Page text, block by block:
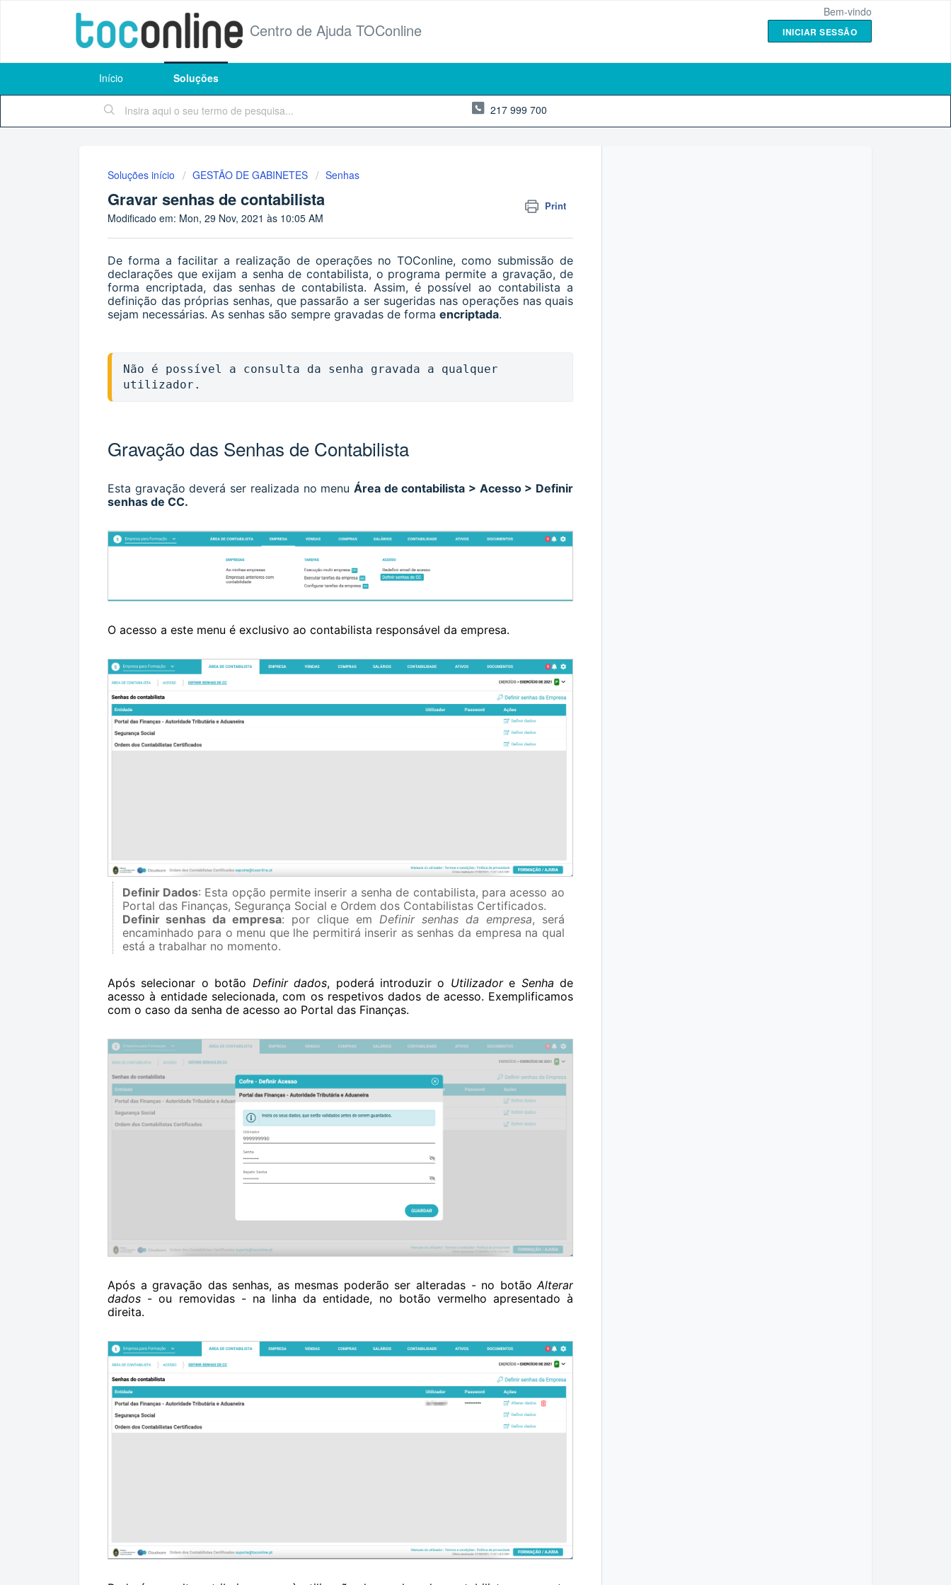
Centro de Ajuda TOConline
Bem-vindo
INICIAR SESSÃO
Início Soluções
217 999 700
Soluções início GESTÃO DE GABINETES Senhas
Gravar senhas de contabilista Print
Modificado em: Mon, 29 Nov, 2021 às 10:05 AM
De forma a facilitar a realização de operações no TOConline, como submissão de
declarações que exijam a senha de contabilista, o programa permite a gravação, de
forma encriptada, das senhas de contabilista. Assim, é possível ao contabilista a
definição das próprias senhas, que passarão a ser sugeridas nas operações nas quais
sejam necessárias. As senhas são sempre gravadas de forma encriptada.
Não é possível a consulta da senha gravada a qualquer
utilizador.
Gravação das Senhas de Contabilista
Esta gravação deverá ser realizada no menu Área de contabilista > Acesso > Definir
senhas de CC.
O acesso a este menu é exclusivo ao contabilista responsável da empresa.
Definir Dados: Esta opção permite inserir a senha de contabilista, para acesso ao
Portal das Finanças, Segurança Social e Ordem dos Contabilistas Certificados.
Definir senhas da empresa: por clique em Definir senhas da empresa, será
encaminhado para o menu que lhe permitirá inserir as senhas da empresa na qual
está a trabalhar no momento.
Após selecionar o botão Definir dados, poderá introduzir o Utilizadore Senhade
acesso à entidade selecionada, com os respetivos dados de acesso. Exemplificamos
com o caso da senha de acesso ao Portal das Finanças.
Após a gravação das senhas, as mesmas poderão ser alteradas - no botãoAlterar
dados - ou removidas - na linha da entidade, no botão vermelho apresentado à
direita.